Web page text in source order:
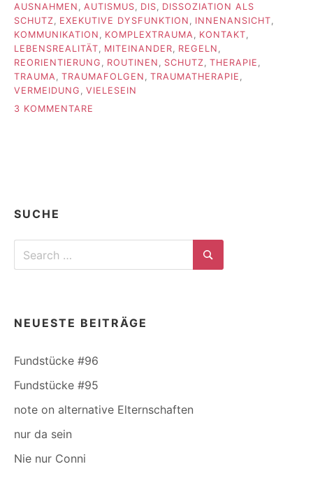
AUSNAHMEN
AUTISMUS DIS
DISSOZIATION ALS
SCHUTZ
EXEKUTIVE DYSFUNKTION INNENANSICHT
KOMMUNIKATION
KOMPLEXTRAUMA KONTAKT
LEBENSREALITÄT
MITEINANDER REGELN
REORIENTIERUNG
ROUTINEN SCHUTZ THERAPIE
TRAUMA
TRAUMAFOLGEN TRAUMATHERAPIE
VERMEIDUNG
VIELESEIN
3 KOMMENTARE
SUCHE
Search
NEUESTE BEITRÄGE
Fundstücke #96
Fundstücke #95
note on alternative Elternschaften
nur da sein
Nie nur Conni